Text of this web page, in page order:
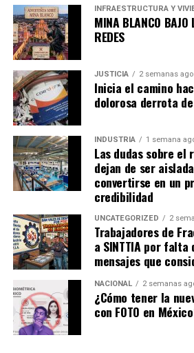
admin
INFRAESTRUCTURA Y
MINA BLANCO
REDES
JUSTICIA 2 semanas ago
Inicia el camino
dolorosa derrota de
INDUSTRIA 1 semana
Las dudas sobre el
dejan de ser
convertirse en un
credibilidad
UNCATEGORIZED 2
Trabajadores de
a SINTTIA por
mensajes que
NACIONAL 2 semanas
¿Cómo tener la
con FOTO en